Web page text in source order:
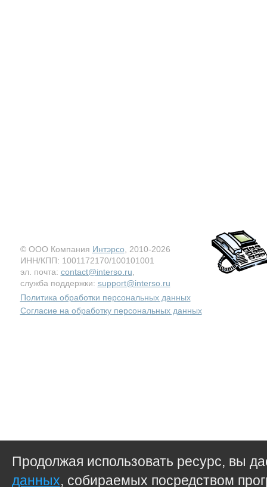
© ООО Компания Интэрсо , 2010-2026
ИНН/КПП: 1001172170/100101001
эл. почта: contact@interso.ru
служба поддержки: support@interso.ru
Политика обработки персональных данных
Согласие на обработку персональных данных
Продолжая использовать ресурс, вы
данных, собираемых посредством